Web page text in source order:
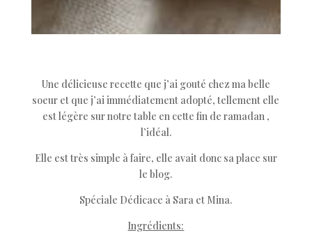
Une délicieuse recette que j’ai gouté chez ma belle
soeur et que j’ai immédiatement adopté, tellement elle
est légère sur notre table en cette fin de ramadan ,
l’idéal.
Elle est très simple à faire, elle avait donc sa place sur
le blog.
Spéciale Dédicace à Sara et Mina.
Ingrédients: